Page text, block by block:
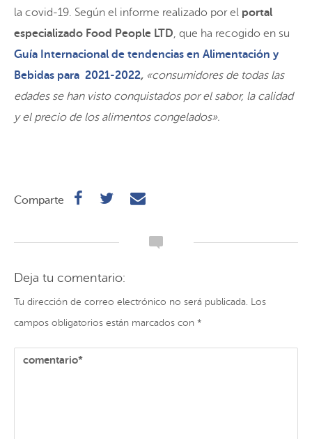
la covid-19. Según el informe realizado por el portal
especializado Food People LTD, que ha recogido en su
Guía Internacional de tendencias en Alimentación y
Bebidas para 2021-2022, «consumidores de todas las
edades se han visto conquistados por el sabor, la calidad
y el precio de los alimentos congelados».
Comparte
Deja tu comentario:
Tu dirección de correo electrónico no será publicada. Los
campos obligatorios están marcados con *